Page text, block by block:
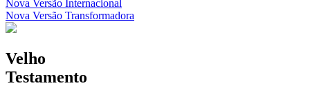
Nova Versão Internacional
Nova Versão Transformadora
Velho
Testamento